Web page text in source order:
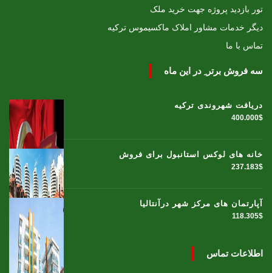
تور بازدید پروژه جهت خرید ملک
دیگر خدمات مشاور املاک ماکسیموس ترکیه
تماس با ما
سه فروش برتر ِ در این ماه
دریافت شهروندی ترکیه
400.000$
خانه های لوکس استانبول برای فروش
237.183$
آپارتمان های مرکز شهر درآنتالیا
118.305$
اطلاعات تماس